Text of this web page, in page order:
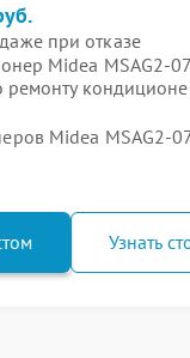
даже при отказе
Midea MSAG2-
Midea MSAG2-
Узнать